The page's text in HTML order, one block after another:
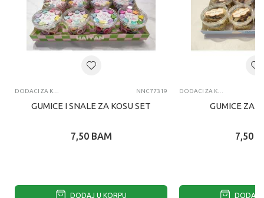
NNC77319
GUMICE I SNALE ZA KOSU SET
7,50 BAM
DODAJ U KORPU
GUMICE ZA
7,50
DODAJ